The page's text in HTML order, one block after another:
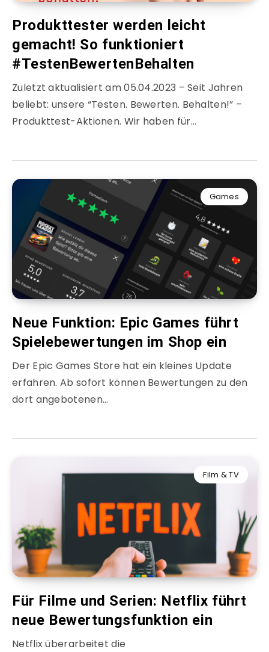
Produkttester werden leicht
gemacht! So funktioniert
#TestenBewertenBehalten
Zuletzt aktualisiert am 05.04.2023 – Seit Jahren
beliebt: unsere “Testen. Bewerten. Behalten!” –
Produkttest-Aktionen. Wir haben für…
Games
Neue Funktion: Epic Games führt
Spielebewertungen im Shop ein
Der Epic Games Store hat ein kleines Update
erfahren. Ab sofort können Bewertungen zu den
dort angebotenen…
Film & TV
Für Filme und Serien: Netflix führt
neue Bewertungsfunktion ein
Netflix überarbeitet die